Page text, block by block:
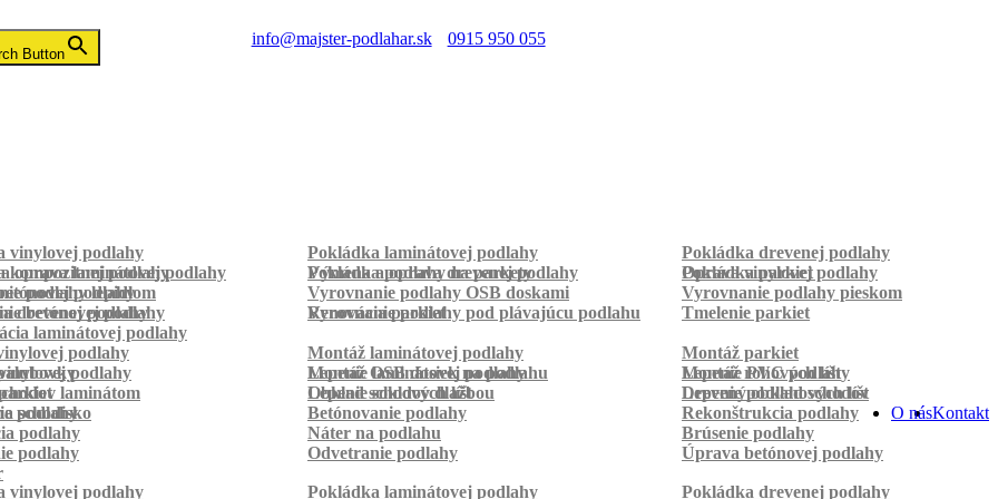
info@majster-podlahar.sk
0915 950 055
Button
vinylovej podlahy Pokládka laminátovej podlahy
Pokládka drevenej podlahy
kompozitnej podlahy Pokládka podlahy na parkety Pokládka parkiet
oprava laminátovej podlahy Výmena a oprava drevenej podlahy
Oprava vinylovej podlahy
podlahy
podlahy lepidlom Vyrovnanie podlahy OSB doskami
Vyrovnanie podlahy pieskom
betónovej podlahy Vyrovnanie podlahy pod plávajúcu podlahu
drevenej podlahy Renovácia parkiet
Tmelenie parkiet
laminátovej podlahy
podlahy Montáž laminátovej podlahy
Montáž parkiet
Montáž OSB dosiek na podlahu
Montáž rohových líšt
podlahy Lepenie laminátovej podlahy
Lepenie PVC podlahy
Lepenie soklových líšt Lepenie podlahových líšt
laminátom Obklad schodov dlažbou
Drevený obklad schodov
schodisko
podlahy Betónovanie podlahy
Rekonštrukcia podlahy
podlahy Náter na podlahu
Brúsenie podlahy
podlahy Odvetranie podlahy
Úprava betónovej podlahy
Kontakt
O nás
vinylovej podlahy Pokládka laminátovej podlahy
Pokládka drevenej podlahy